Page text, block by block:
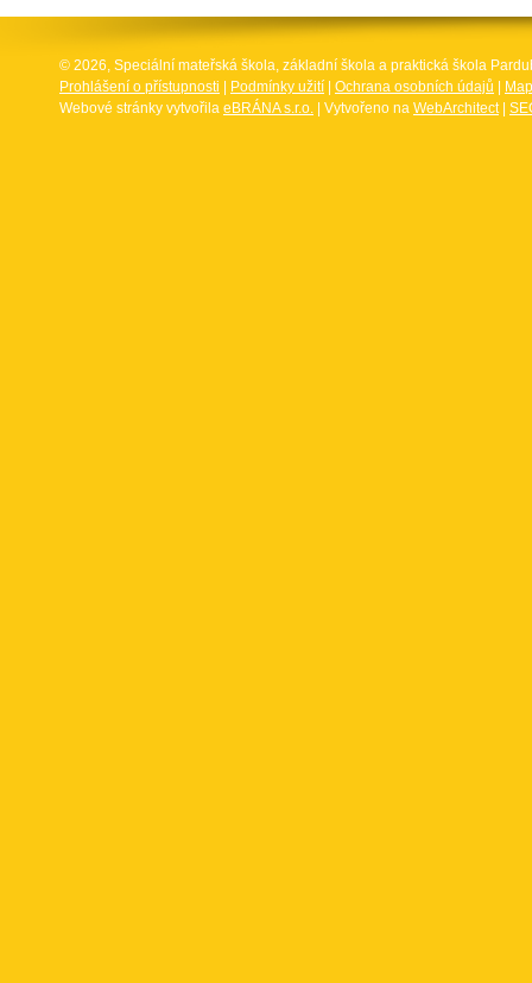
© 2026, Speciální mateřská škola, základní škola a praktická škola
Prohlášení o přístupnosti
Podmínky užití Ochrana osobních údajů
Webové stránky vytvořila eBRÁNA s.r.o. | Vytvořeno na WebArchitect|